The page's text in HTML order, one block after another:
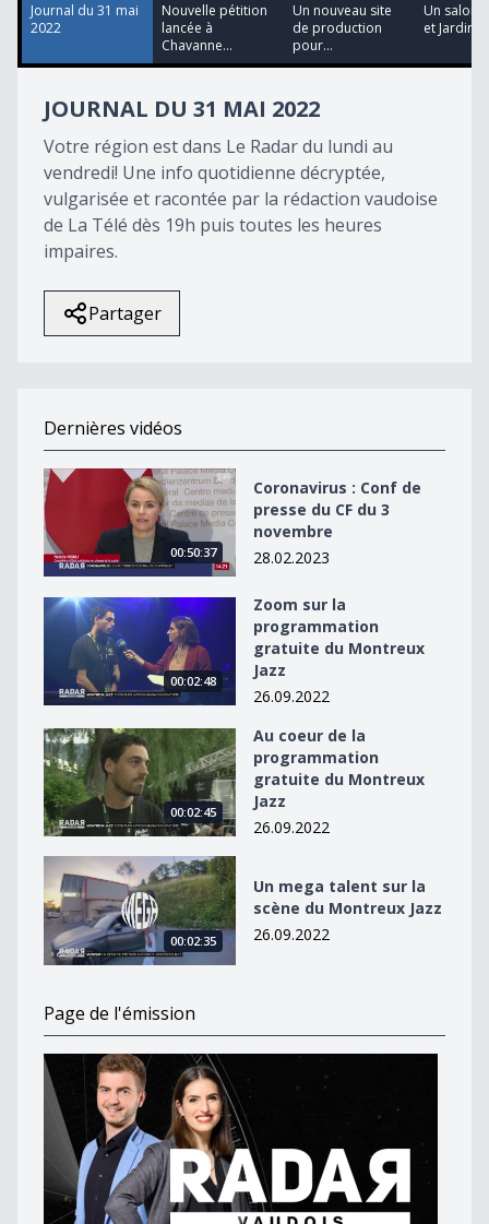
17
seconds
Journal du 31 mai
2022
Nouvelle pétition
lancée à
Chavanne...
Un nouveau site
de production
pour...
Un salon
et Jardin
JOURNAL DU 31 MAI 2022
Votre région est dans Le Radar du lundi au
vendredi! Une info quotidienne décryptée,
vulgarisée et racontée par la rédaction vaudoise
de La Télé dès 19h puis toutes les heures
impaires.
Partager
Dernières vidéos
Coronavirus : Conf de presse du CF du 3 novembre
00:50:37
Coronavirus : Conf de
presse du CF du 3
novembre
28.02.2023
Zoom sur la programmation gratuite du Montreux
00:02:48
Zoom sur la
programmation
gratuite du Montreux
Jazz
26.09.2022
Au coeur de la programmation gratuite du Montreux
00:02:45
Au coeur de la
programmation
gratuite du Montreux
Jazz
26.09.2022
Un mega talent sur la scène du Montreux Jazz
00:02:35
Un mega talent sur la
scène du Montreux Jazz
26.09.2022
Page de l'émission